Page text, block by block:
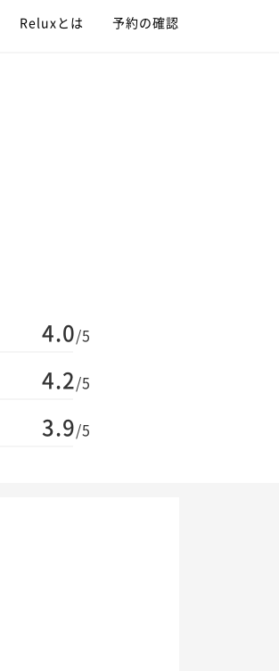
Reluxとは 予約の確認
4.0/5
4.2/5
3.9/5